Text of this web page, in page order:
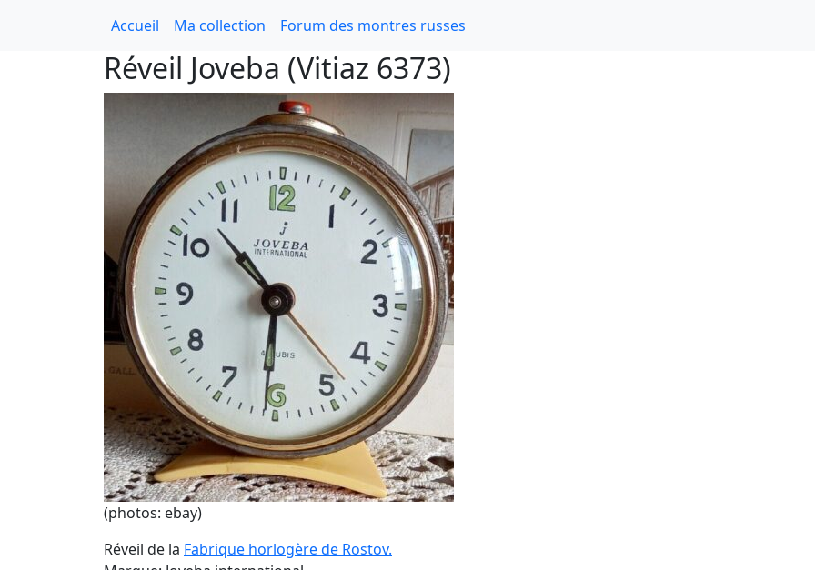
Accueil Ma collection Forum des montres russes
Réveil Joveba (Vitiaz 6373)
(photos: ebay)
Réveil de la Fabrique horlogère de Rostov.